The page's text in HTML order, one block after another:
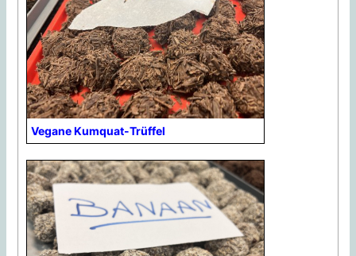
Vegane Kumquat-Trüffel